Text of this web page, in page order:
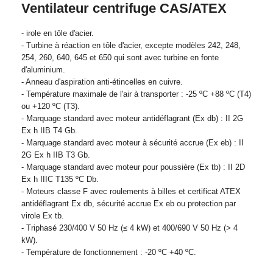
Ventilateur centrifuge CAS/ATEX
- irole en tôle d'acier.
- Turbine à réaction en tôle d'acier, excepte modèles 242, 248,
254, 260, 640, 645 et 650 qui sont avec turbine en fonte
d'aluminium.
- Anneau d'aspiration anti-étincelles en cuivre.
- Température maximale de l'air à transporter : -25 ºC +88 ºC (T4)
ou +120 ºC (T3).
- Marquage standard avec moteur antidéflagrant (Ex db) : II 2G
Ex h IIB T4 Gb.
- Marquage standard avec moteur à sécurité accrue (Ex eb) : II
2G Ex h IIB T3 Gb.
- Marquage standard avec moteur pour poussière (Ex tb) : II 2D
Ex h IIIC T135 ºC Db.
- Moteurs classe F avec roulements à billes et certificat ATEX
antidéflagrant Ex db, sécurité accrue Ex eb ou protection par
virole Ex tb.
- Triphasé 230/400 V 50 Hz (≤ 4 kW) et 400/690 V 50 Hz (> 4
kW).
- Température de fonctionnement : -20 ºC +40 ºC.